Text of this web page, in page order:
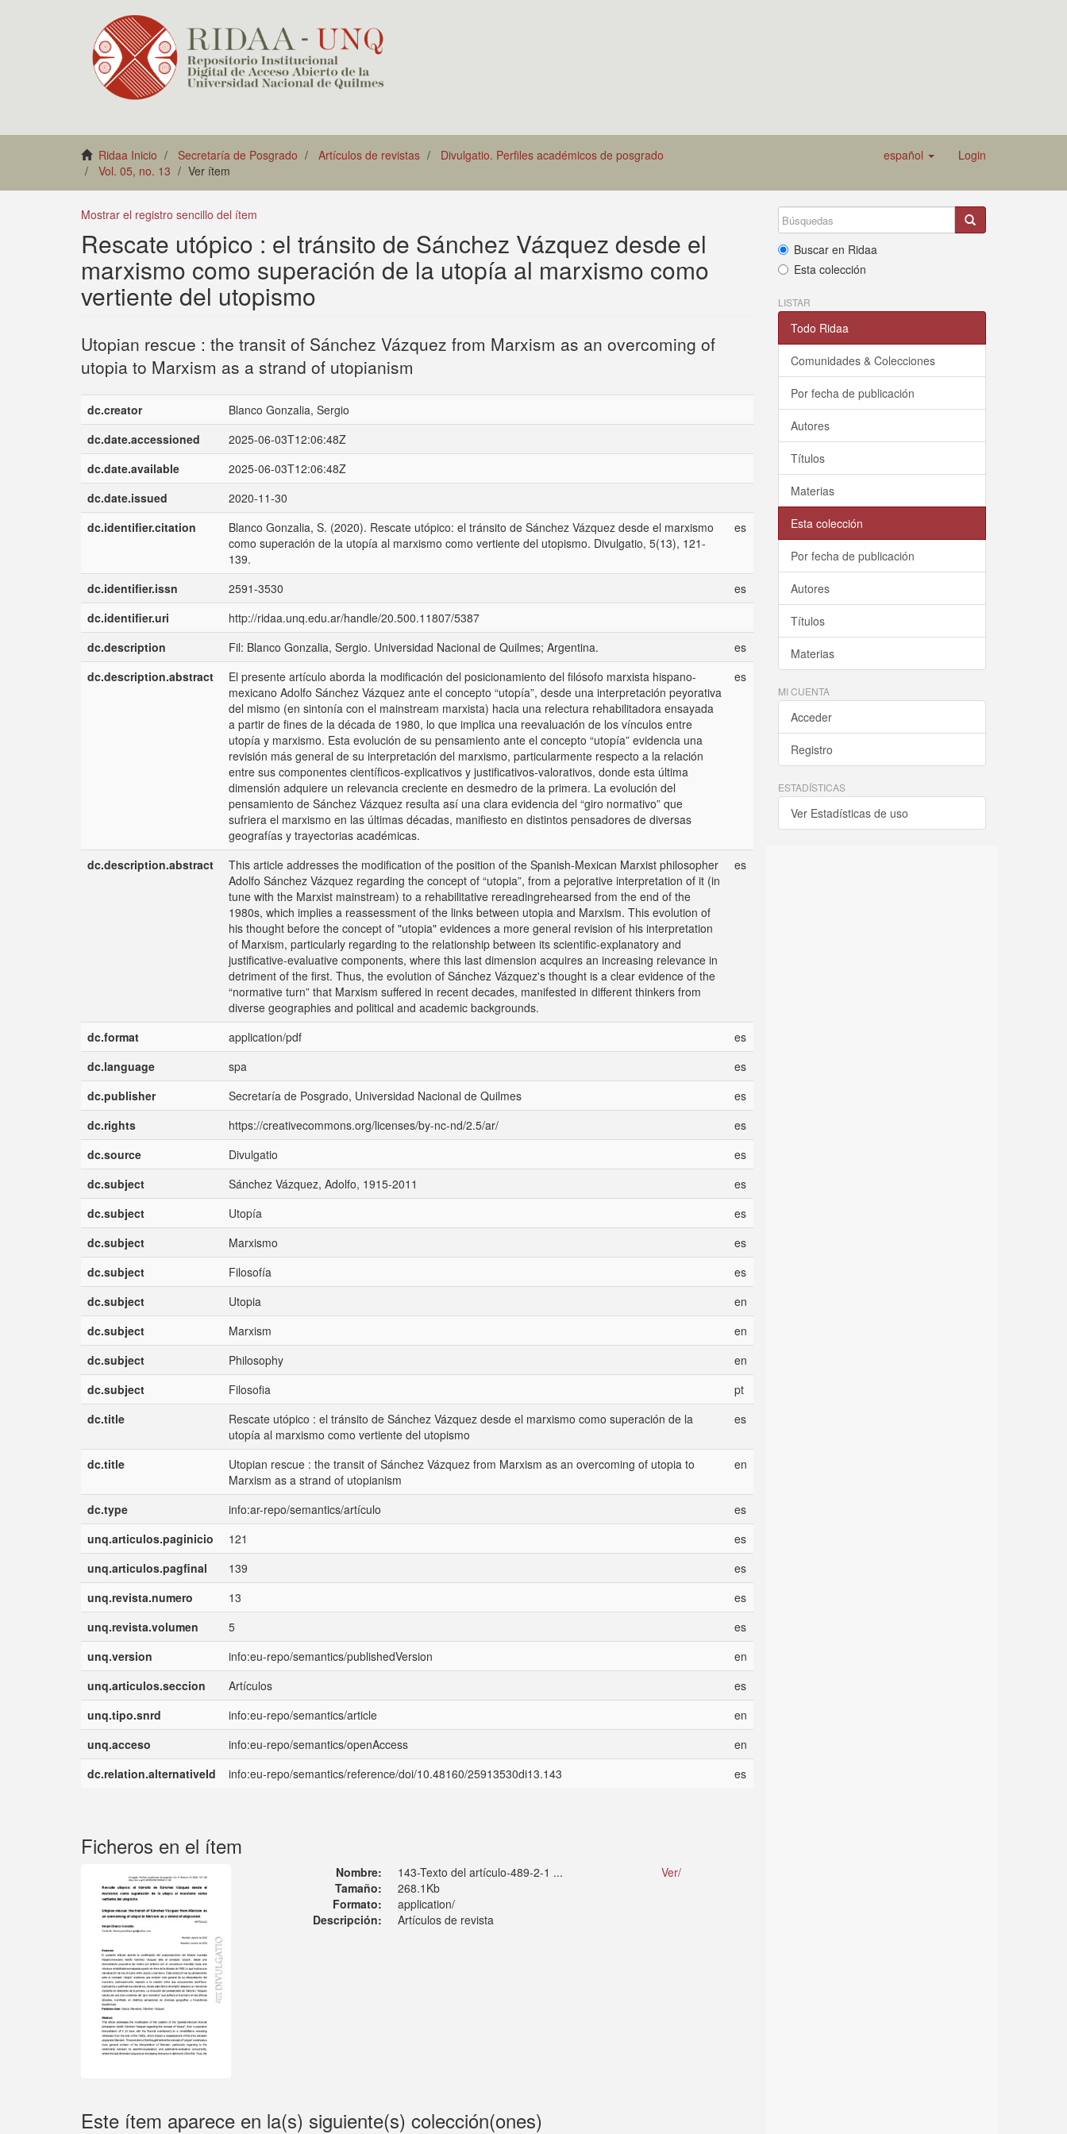
Ridaa Inicio Secretaría de Posgrado Artículos de revistas
Divulgatio. Perfiles académicos de posgrado
Vol. 05, no. 13
Ver ítem
español Login
Mostrar el registro sencillo del ítem
Rescate utópico : el tránsito de Sánchez Vázquez desde el
marxismo como superación de la utopía al marxismo como
vertiente del utopismo
Utopian rescue : the transit of Sánchez Vázquez from Marxism as an overcoming of
utopia to Marxism as a strand of utopianism
dc.creator
Blanco Gonzalia, Sergio
dc.date.accessioned
2025-06-03T12:06:48Z
dc.date.available
2025-06-03T12:06:48Z
dc.date.issued
2020-11-30
dc.identifier.citation
Blanco Gonzalia, S. (2020). Rescate utópico: el tránsito de Sánchez Vázquez desde el marxismo
como superación de la utopía al marxismo como vertiente del utopismo. Divulgatio, 5(13), 121-
139.
es
dc.identifier.issn 2591-3530
es
dc.identifier.uri
http://ridaa.unq.edu.ar/handle/20.500.11807/5387
dc.description
Fil: Blanco Gonzalia, Sergio. Universidad Nacional de Quilmes; Argentina.
es
dc.description.abstract
El presente artículo aborda la modificación del posicionamiento del filósofo marxista hispano-
mexicano Adolfo Sánchez Vázquez ante el concepto “utopía”, desde una interpretación peyorativa
del mismo (en sintonía con el mainstream marxista) hacia una relectura rehabilitadora ensayada
a partir de fines de la década de 1980, lo que implica una reevaluación de los vínculos entre
utopía y marxismo. Esta evolución de su pensamiento ante el concepto “utopía” evidencia una
revisión más general de su interpretación del marxismo, particularmente respecto a la relación
entre sus componentes científicos-explicativos y justificativos-valorativos, donde esta última
dimensión adquiere un relevancia creciente en desmedro de la primera. La evolución del
pensamiento de Sánchez Vázquez resulta así una clara evidencia del “giro normativo” que
sufriera el marxismo en las últimas décadas, manifiesto en distintos pensadores de diversas
geografías y trayectorias académicas.
es
dc.description.abstract
This article addresses the modification of the position of the Spanish-Mexican Marxist philosopher
Adolfo Sánchez Vázquez regarding the concept of “utopia”, from a pejorative interpretation of it (in
tune with the Marxist mainstream) to a rehabilitative rereadingrehearsed from the end of the
1980s, which implies a reassessment of the links between utopia and Marxism. This evolution of
his thought before the concept of "utopia" evidences a more general revision of his interpretation
of Marxism, particularly regarding to the relationship between its scientific-explanatory and
justificative-evaluative components, where this last dimension acquires an increasing relevance in
detriment of the first. Thus, the evolution of Sánchez Vázquez's thought is a clear evidence of the
“normative turn” that Marxism suffered in recent decades, manifested in different thinkers from
diverse geographies and political and academic backgrounds.
es
dc.format application/pdf
es
dc.language
spa
es
dc.publisher
Secretaría de Posgrado, Universidad Nacional de Quilmes
es
dc.rights
https://creativecommons.org/licenses/by-nc-nd/2.5/ar/
es
dc.source
Divulgatio
es
dc.subject
Sánchez Vázquez, Adolfo, 1915-2011
es
dc.subject
Utopía
es
dc.subject
Marxismo
es
dc.subject
Filosofía
es
dc.subject
Utopia
en
dc.subject
Marxism
en
dc.subject
Philosophy
en
dc.subject
Filosofia
pt
dc.title
Rescate utópico : el tránsito de Sánchez Vázquez desde el marxismo como superación de la
utopía al marxismo como vertiente del utopismo
es
dc.title
Utopian rescue : the transit of Sánchez Vázquez from Marxism as an overcoming of utopia to
Marxism as a strand of utopianism
en
dc.type info:ar-repo/semantics/artículo
es
unq.articulos.paginicio
121
es
unq.articulos.pagfinal
139
es
unq.revista.numero
13
es
unq.revista.volumen
5
es
unq.version
info:eu-repo/semantics/publishedVersion
en
unq.articulos.seccion
Artículos
es
unq.tipo.snrd
info:eu-repo/semantics/article
en
unq.acceso
info:eu-repo/semantics/openAccess
en
dc.relation.alternativeId
info:eu-repo/semantics/reference/doi/10.48160/25913530di13.143 es
Ficheros en el ítem
Nombre:
143-Texto del artículo-489-2-1 ...
Tamaño:
268.1Kb
Formato:
application/
Descripción:
Artículos de revista
Ver/
Este ítem aparece en la(s) siguiente(s) colección(ones)
Buscar en Ridaa
Esta colección
LISTAR
Todo Ridaa
Comunidades & Colecciones
Por fecha de publicación
Autores
Títulos
Materias
Esta colección
Por fecha de publicación
Autores
Títulos
Materias
MI CUENTA
Acceder
Registro
ESTADÍSTICAS
Ver Estadísticas de uso